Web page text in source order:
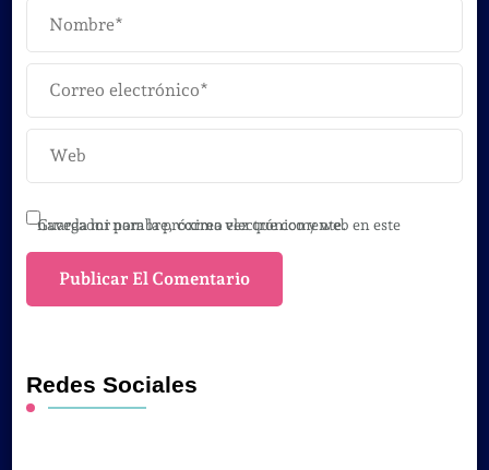
Guarda mi nombre, correo electrónico y web en este navegador para la próxima vez que comente.
Redes Sociales